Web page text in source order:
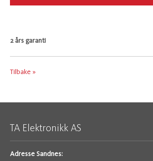
2 års garanti
Tilbake »
TA Elektronikk AS
Adresse Sandnes: